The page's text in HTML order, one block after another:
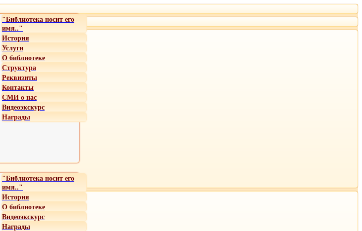
"Библиотека носит его
имя.."
История
Услуги
О библиотеке
Структура
Реквизиты
Контакты
СМИ о нас
Видеоэкскурс
Награды
"Библиотека носит его
имя.."
История
О библиотеке
Видеоэкскурс
Награды